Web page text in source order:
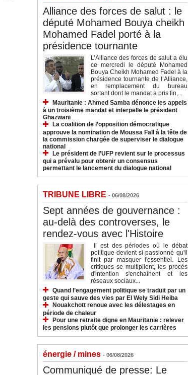
Alliance des forces de salut : le
député Mohamed Bouya cheikh
Mohamed Fadel porté à la
présidence tournante
L’Alliance des forces de salut a élu
ce mercredi le député Mohamed
Bouya Cheikh Mohamed Fadel à la
présidence tournante de l’Alliance,
en remplacement du bureau
sortant dont le mandat a pris fin,...
Mauritanie : Ahmed Samba dénonce les appels
à un troisième mandat et interpelle le président
Ghazwani
La coalition de l’opposition démocratique
approuve la nomination de Moussa Fall à la tête de
la commission chargée de superviser le dialogue
national
Le président de l’UFP revient sur le processus
qui a prévalu pour obtenir un consensus
permettant le lancement du dialogue national
TRIBUNE LIBRE - 06/08/2026
Sept années de gouvernance :
au-delà des controverses, le
rendez-vous avec l'Histoire
Il est des périodes où le débat
politique devient si passionné qu'il
finit par masquer l'essentiel. Les
critiques se multiplient, les procès
d'intention s'enchaînent et les
réseaux sociaux...
Quand l’engagement politique se traduit par un
geste qui sauve des vies par El Wely Sidi Heiba
Nouakchott renoue avec les délestages en
période de chaleur
Pour une retraite digne en Mauritanie : relever
les pensions plutôt que prolonger les carrières
énergie / mines - 06/08/2026
Communiqué de presse: Le